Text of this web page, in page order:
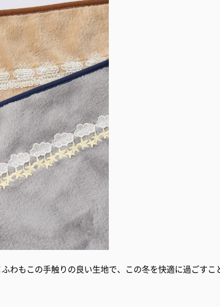
わもこの手触りの良い生地で、この冬を快適に過ごすこ